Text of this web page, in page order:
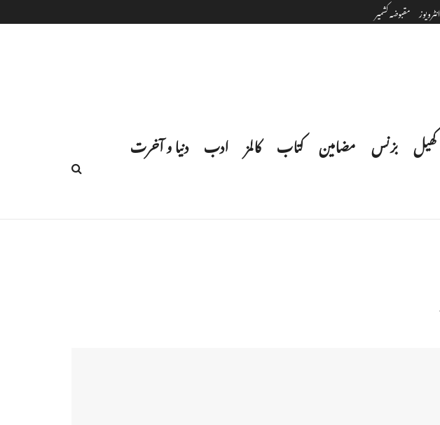
انٹرویوز مقبوضہ کشمیر
کھیل بزنس مضامین کتاب کالمز ادب دنیا و آخرت